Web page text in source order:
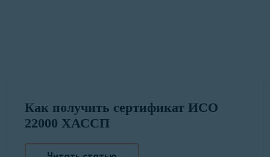
Как получить сертификат ИСО
22000 ХАССП